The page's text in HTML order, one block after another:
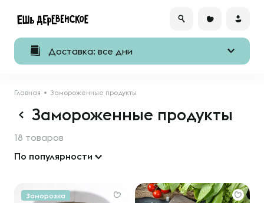
Доставка: все дни
Главная Замороженные продукты
Замороженные продукты
18 товаров
По популярности
Заморозка